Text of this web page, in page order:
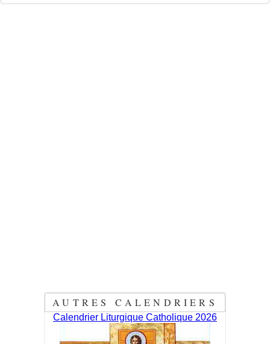
AUTRES CALENDRIERS
Calendrier Liturgique Catholique 2026